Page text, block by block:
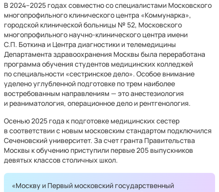
В 2024–2025 годах совместно со специалистами Московского
многопрофильного клинического центра «Коммунарка»,
городской клинической больницы № 52, Московского
многопрофильного научно-клинического центра имени
С.П. Боткина и Центра диагностики и телемедицины
Департамента здраво­охранения Москвы была переработана
программа обучения студентов медицинских колледжей
по специальности «сестринское дело». Особое внимание
уделено углубленной подготовке по трем наиболее
востребованным направлениям — это анестезиология
и реаниматология, операционное дело и рентгенология.
Осенью 2025 года к подготовке медицинских сестер
в соответствии с новым московским стандартом подключился
Сеченовский университет. За счет гранта Правительства
Москвы к обучению приступили первые 205 выпуск­ников
девятых классов столичных школ.
«Москву и Первый московский государственный